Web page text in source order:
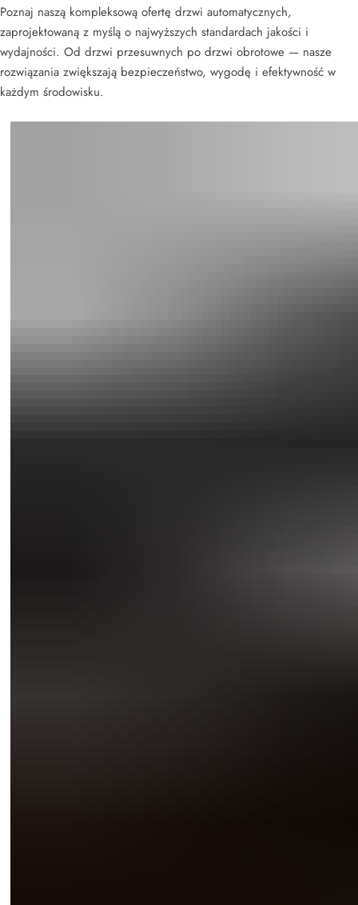
Poznaj naszą kompleksową ofertę drzwi automatycznych,
zaprojektowaną z myślą o najwyższych standardach jakości i
wydajności. Od drzwi przesuwnych po drzwi obrotowe — nasze
rozwiązania zwiększają bezpieczeństwo, wygodę i efektywność w
każdym środowisku.